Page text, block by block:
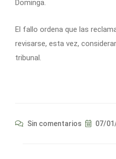
Dominga.
El fallo ordena que las
revisarse, esta vez,
tribunal.
Sin comentarios 07/